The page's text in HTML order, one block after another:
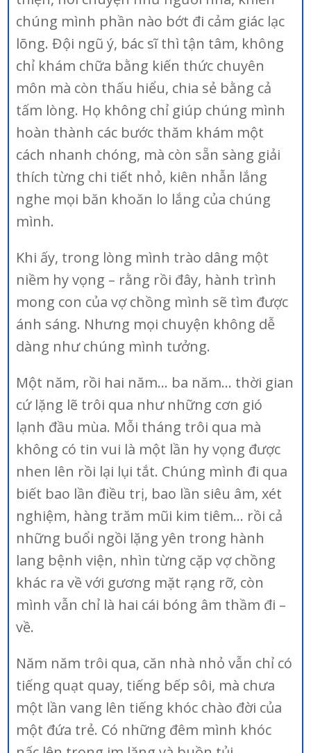
chúng mình phần nào bớt đi cảm giác lạc
lõng. Đội ngũ ý, bác sĩ thì tận tâm, không
chỉ khám chữa bằng kiến thức chuyên
môn mà còn thấu hiểu, chia sẻ bằng cả
tấm lòng. Họ không chỉ giúp chúng mình
hoàn thành các bước thăm khám một
cách nhanh chóng, mà còn sẵn sàng giải
thích từng chi tiết nhỏ, kiên nhẫn lắng
nghe mọi băn khoăn lo lắng của chúng
mình.
Khi ấy, trong lòng mình trào dâng một
niềm hy vọng – rằng rồi đây, hành trình
mong con của vợ chồng mình sẽ tìm được
ánh sáng. Nhưng mọi chuyện không dễ
dàng như chúng mình tưởng.
Một năm, rồi hai năm… ba năm… thời gian
cứ lặng lẽ trôi qua như những cơn gió
lạnh đầu mùa. Mỗi tháng trôi qua mà
không có tin vui là một lần hy vọng được
nhen lên rồi lại lụi tắt. Chúng mình đi qua
biết bao lần điều trị, bao lần siêu âm, xét
nghiệm, hàng trăm mũi kim tiêm… rồi cả
những buổi ngồi lặng yên trong hành
lang bệnh viện, nhìn từng cặp vợ chồng
khác ra về với gương mặt rạng rỡ, còn
mình vẫn chỉ là hai cái bóng âm thầm đi –
về.
Năm năm trôi qua, căn nhà nhỏ vẫn chỉ có
tiếng quạt quay, tiếng bếp sôi, mà chưa
một lần vang lên tiếng khóc chào đời của
một đứa trẻ. Có những đêm mình khóc